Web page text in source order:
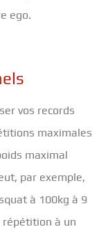
ego.
vos records
maximales
maximal
par exemple,
à 100kg à 9
répétition à un